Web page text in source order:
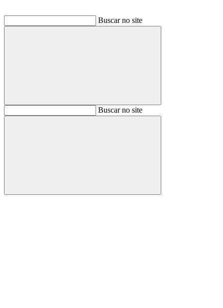
Buscar no site
BuscarBuscar no site
Buscar